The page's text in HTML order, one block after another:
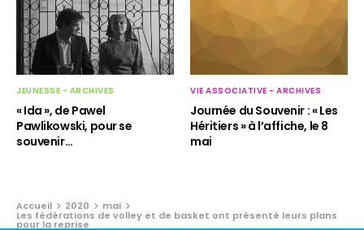
JEUNESSE - ARCHIVES
« Ida », de Pawel
Pawlikowski, pour se
souvenir…
VIE ASSOCIATIVE - ARCHIVES
Journée du Souvenir : « Les
Héritiers » à l’affiche, le 8
mai
Accueil 2020 mai
Les fédérations de volley et de basket ont présenté leurs plans
pour la reprise